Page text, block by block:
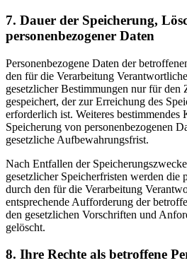
7. Dauer der Speicherung,
personenbezogener Daten
Personenbezogene Daten der
den für die Verarbeitung
gesetzlicher Bestimmungen nur für den
gespeichert, der zur Erreichung des
erforderlich ist. Weiteres
Speicherung von personenbezogenen
gesetzliche Aufbewahrungsfrist.
Nach Entfallen der
gesetzlicher Speicherfristen werden die
durch den für die Verarbeitung
entsprechende Aufforderung der
den gesetzlichen Vorschriften und
gelöscht.
8. Ihre Rechte als betroffene